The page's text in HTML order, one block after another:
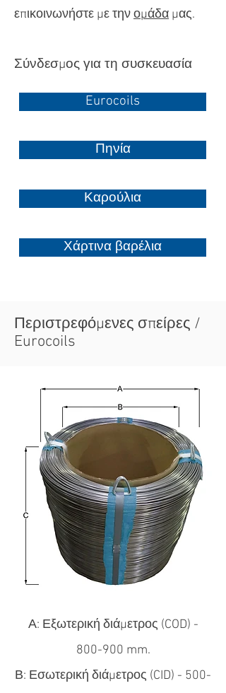
επικοινωνήστε με τηνομάδα μας.
Σύνδεσμος για τη συσκευασία
Eurocoils
Πηνία
Καρούλια
Χάρτινα βαρέλια
Περιστρεφόμενες σπείρες /
Eurocoils
Α: Εξωτερική διάμετρος (COD) -
800-900 mm.
Β: Εσωτερική διάμετρος (CID) - 500-